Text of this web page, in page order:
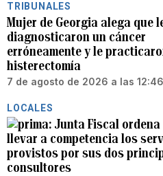
TRIBUNALES
Mujer de Georgia alega que
diagnosticaron un cáncer
erróneamente y le
histerectomía
7 de agosto de 2026 a las
LOCALES
Junta Fiscal ordena
llevar a competencia los
provistos por sus dos
consultores